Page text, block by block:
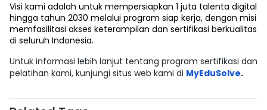
Visi kami adalah untuk mempersiapkan 1 juta talenta digital
hingga tahun 2030 melalui program siap kerja, dengan misi
memfasilitasi akses keterampilan dan sertifikasi berkualitas
di seluruh Indonesia.
Untuk informasi lebih lanjut tentang program sertifikasi dan
pelatihan kami, kunjungi situs web kami di MyEduSolve.